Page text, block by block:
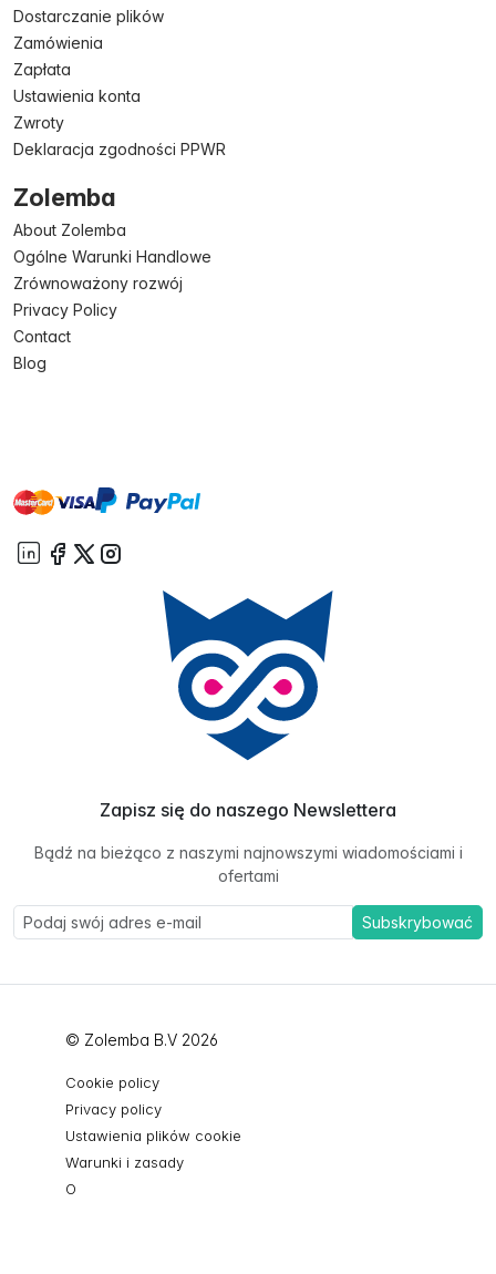
Dostarczanie plików
Zamówienia
Zapłata
Ustawienia konta
Zwroty
Deklaracja zgodności PPWR
Zolemba
About Zolemba
Ogólne Warunki Handlowe
Zrównoważony rozwój
Privacy Policy
Contact
Blog
mastervisa paypal
Zapisz się do naszego Newslettera
Bądź na bieżąco z naszymi najnowszymi wiadomościami i
ofertami
Subskrybować
© Zolemba B.V 2026
Cookie policy
Privacy policy
Ustawienia plików cookie
Warunki i zasady
O